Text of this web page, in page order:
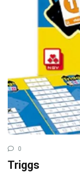
0
Triggs